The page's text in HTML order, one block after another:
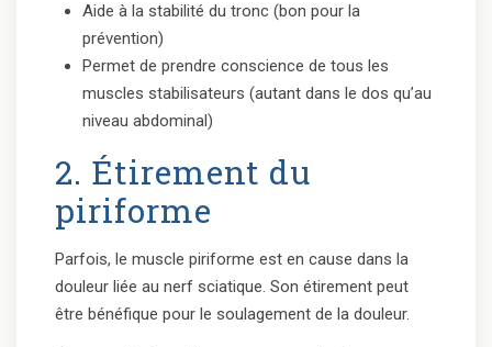
Aide à la stabilité du tronc (bon pour la
prévention)
Permet de prendre conscience de tous les
muscles stabilisateurs (autant dans le dos qu’au
niveau abdominal)
2. Étirement du
piriforme
Parfois, le muscle piriforme est en cause dans la
douleur liée au nerf sciatique. Son étirement peut
être bénéfique pour le soulagement de la douleur.